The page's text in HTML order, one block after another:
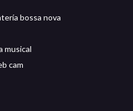
bossa nova
musical
cam